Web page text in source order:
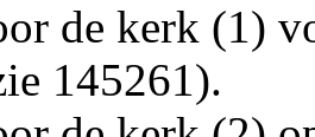
de kerk (1)
145261).